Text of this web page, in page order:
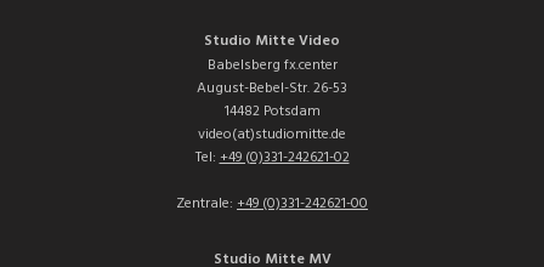
Studio Mitte Video
Babelsberg fx.center
August-Bebel-Str. 26-53
14482 Potsdam
video(at)studiomitte.de
Tel:+49 (0)331-242621-02
Zentrale: +49 (0)331-242621-00
Studio Mitte MV